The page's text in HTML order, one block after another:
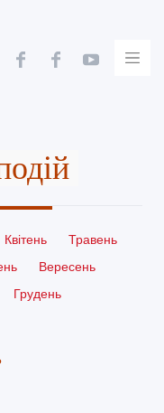
Квітень
Травень
Вересень
Грудень